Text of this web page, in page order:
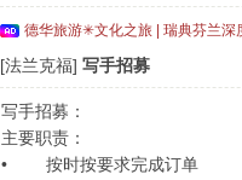
德华旅游✳文化之旅 | 瑞典芬兰深
[法兰克福] 写手招募
写手招募：
主要职责：
• 按时按要求完成订单